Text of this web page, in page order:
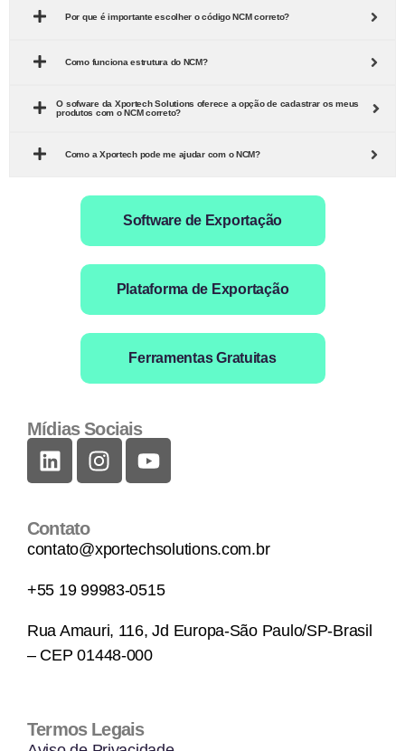
Por que é importante escolher o código NCM correto?
Como funciona estrutura do NCM?
O sofware da Xportech Solutions oferece a opção de cadastrar os meus
produtos com o NCM correto?
Como a Xportech pode me ajudar com o NCM?
Software de Exportação
Plataforma de Exportação
Ferramentas Gratuitas
Mídias Sociais
Contato
contato@xportechsolutions.com.br
+55 19 99983-0515
Rua Amauri, 116, Jd Europa-São Paulo/SP-Brasil
– CEP 01448-000
Termos Legais